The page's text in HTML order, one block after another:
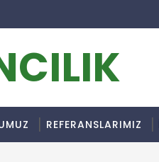
REFERANSLARIMIZ